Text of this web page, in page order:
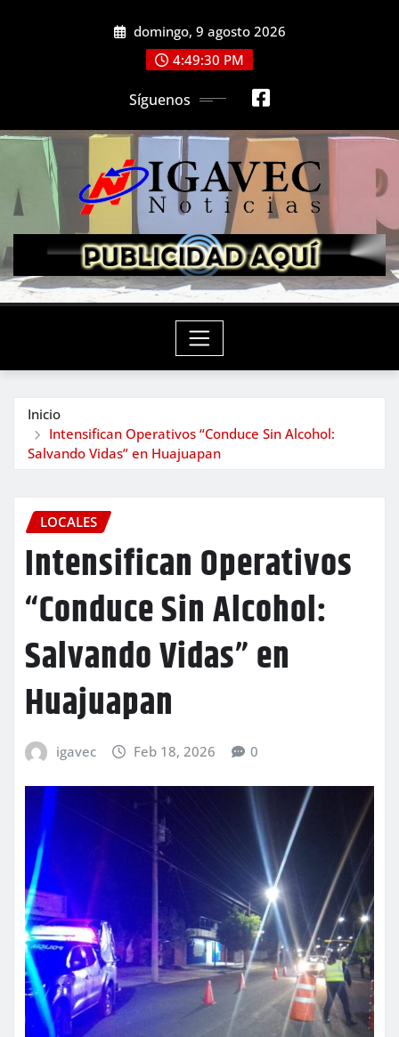
domingo, 9 agosto 2026
4:49:32 PM
Síguenos
Inicio
Intensifican Operativos “Conduce Sin Alcohol:
Salvando Vidas” en Huajuapan
LOCALES
Intensifican Operativos
“Conduce Sin Alcohol:
Salvando Vidas” en
Huajuapan
igavec Feb 18, 2026 0